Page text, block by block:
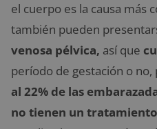
el cuerpo es la causa más
también pueden
venosa pélvica, así que
período de gestación o no,
al 22% de las
no tienen un